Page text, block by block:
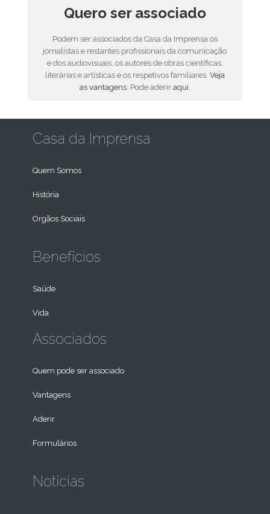
Quero ser associado
Podem ser associados da Casa da Imprensa os
jornalistas e restantes profissionais da comunicação
e dos audiovisuais, os autores de obras científicas,
literárias e artísticas e os respetivos familiares. Veja
as vantagens. Pode aderir aqui.
Casa da Imprensa
Quem Somos
História
Orgãos Sociais
Benefícios
Saúde
Vida
Associados
Quem pode ser associado
Vantagens
Aderir
Formulários
Notícias